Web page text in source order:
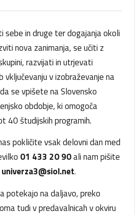
sebe in druge ter dogajanja okoli
nova zanimanja, se učiti z
razvijati in utrjevati
v izobraževanje na
se vpišete na Slovensko
obdobje, ki omogoča
40 študijskih programih.
pokličite vsak delovni dan med
01 433 20 90ali nam pišite
univerza3@siol.net.
potekajo na daljavo, preko
tudi v predavalnicah v okviru